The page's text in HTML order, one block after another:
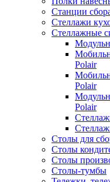
Станции
Стеллажи
Стеллажные
Polair
Polair
Polair
Столы для
Столы
Столы
Столы-тумбы